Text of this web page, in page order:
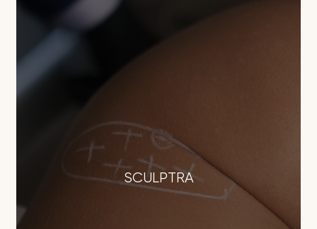
SCULPTRA